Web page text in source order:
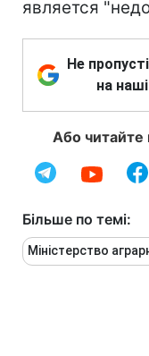
является
Не
на
Або читайте
Більше по темі:
Міністерство